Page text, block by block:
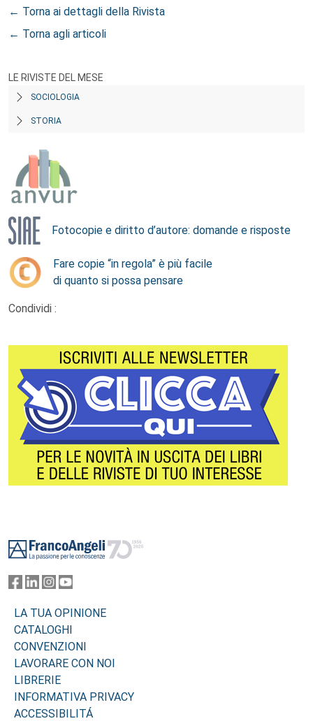
← Torna ai dettagli della Rivista
← Torna agli articoli
LE RIVISTE DEL MESE
SOCIOLOGIA
STORIA
Fotocopie e diritto d’autore: domande e risposte
Fare copie “in regola” è più facile
di quanto si possa pensare
Condividi :
LA TUA OPINIONE
CATALOGHI
CONVENZIONI
LAVORARE CON NOI
LIBRERIE
INFORMATIVA PRIVACY
ACCESSIBILITÁ